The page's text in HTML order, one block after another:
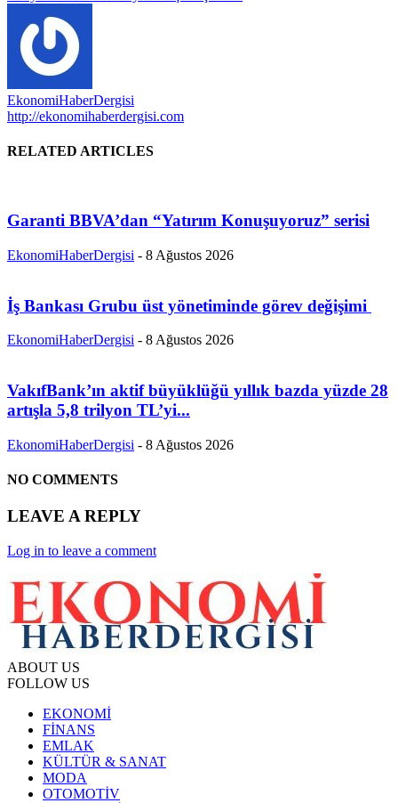
EkonomiHaberDergisi
http://ekonomihaberdergisi.com
RELATED ARTICLES
Garanti BBVA’dan “Yatırım Konuşuyoruz” serisi
EkonomiHaberDergisi - 8 Ağustos 2026
İş Bankası Grubu üst yönetiminde görev değişimi
EkonomiHaberDergisi - 8 Ağustos 2026
VakıfBank’ın aktif büyüklüğü yıllık bazda yüzde 28
artışla 5,8 trilyon TL’yi...
EkonomiHaberDergisi - 8 Ağustos 2026
NO COMMENTS
LEAVE A REPLY
Log in to leave a comment
ABOUT US
FOLLOW US
EKONOMİ
FİNANS
EMLAK
KÜLTÜR & SANAT
MODA
OTOMOTİV